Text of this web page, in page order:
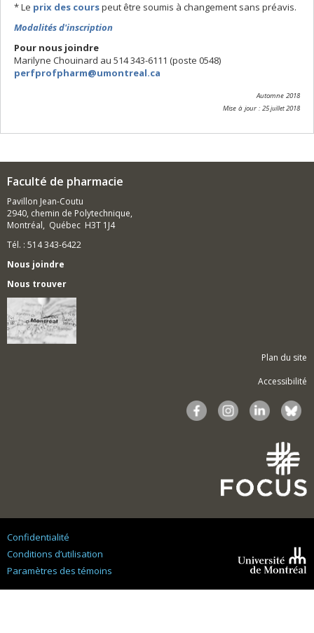
* Le prix des courspeut être soumis à changement sans préavis.
Modalités d'inscription
Pour nous joindre
Marilyne Chouinard au 514 343-6111 (poste 0548)
perfprofpharm@umontreal.ca
Automne 2018
Mise à jour : 25juillet2018
Faculté de pharmacie
Pavillon Jean-Coutu
2940, chemin de Polytechnique,
Montréal, Québec H3T 1J4
Tél. : 514 343-6422
Nous joindre
Nous trouver
Plan du site
Accessibilité
Confidentialité
Conditions d’utilisation
Paramètres des témoins
Montréal